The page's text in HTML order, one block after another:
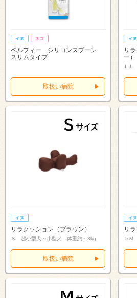
ペルフィー シリコンスプーン
スリムタイプ
取扱い病院
リ
ー）
Ｌ
リラクッション（ブラウン）
Ｓ 超小型犬・小型犬 体重約～3kg
取扱い病院
リ
ＤＭ